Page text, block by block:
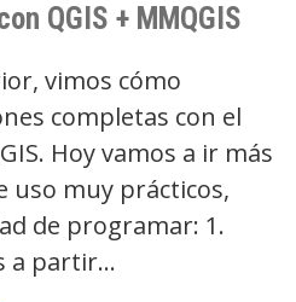
QGIS + MMQGIS
vimos cómo
completas con el
Hoy vamos a ir más
uso muy prácticos,
de programar: 1.
a partir…